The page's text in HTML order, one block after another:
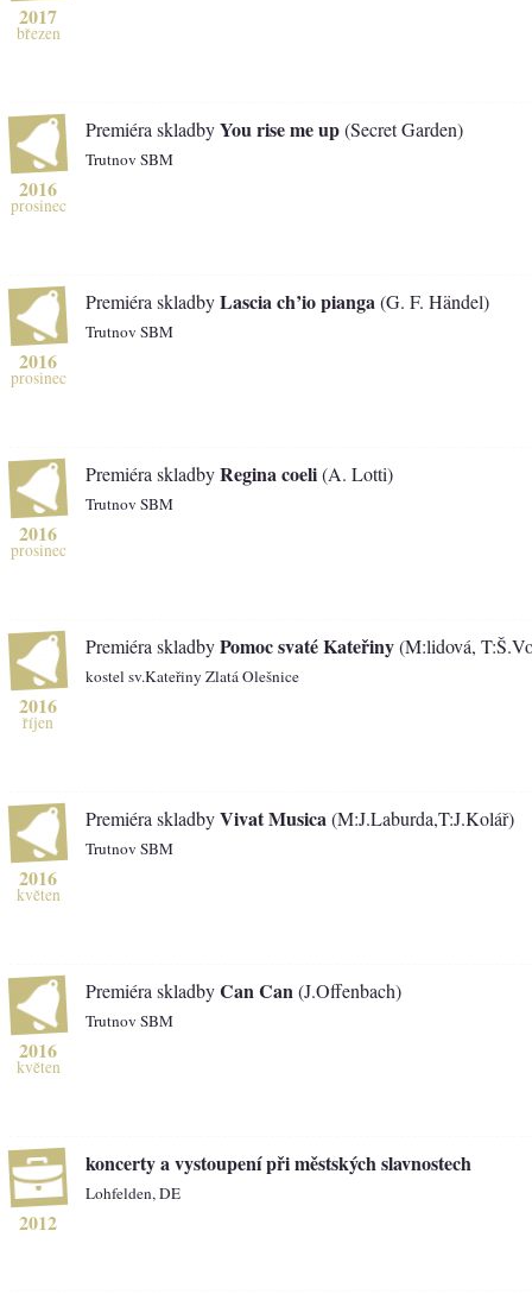
2017
březen
2016
prosinec
Premiéra skladbyYou rise me up(Secret Garden)
Trutnov SBM
2016
prosinec
Premiéra skladbyLascia ch’io pianga (G. F. Händel)
Trutnov SBM
2016
prosinec
Premiéra skladbyRegina coeli(A. Lotti)
Trutnov SBM
2016
říjen
Premiéra skladbyPomoc svaté Kateřiny(M:lidová,
kostel sv.Kateřiny Zlatá Olešnice
2016
květen
Premiéra skladbyVivat Musica (M:J.Laburda,T:J.Kolář)
Trutnov SBM
2016
květen
Premiéra skladbyCan Can (J.Offenbach)
Trutnov SBM
2012
koncerty a vystoupení při městských slavnostech
Lohfelden, DE